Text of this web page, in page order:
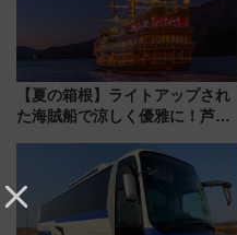
【夏の箱根】ライトアップされ
た海賊船で涼しく優雅に！芦ノ